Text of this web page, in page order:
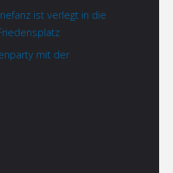
ist verlegt in die
mit der